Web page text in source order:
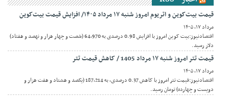
قیمت بیت‌کوین و اتریوم امروز شنبه ۱۷ مرداد ۱۴۰۵/ افزایش قیمت بیت‌کوین
مرداد ۱۷, ۱۴۰۵
اقتصادنیوز:بیت کوین امروز با افزایش 0.98 درصدی به 64,970 (شصت و چهار هزار و نهصد و هفتاد)
دلار رسید.
قیمت تتر امروز شنبه ۱۷ مرداد 1405 / کاهش قیمت تتر
مرداد ۱۷, ۱۴۰۵
اقتصادنیوز:قیمت تتر امروز با کاهش 0.37 درصدی، به 187,214 (یکصد و هشتاد و هفت هزار و
دویست و چهارده) تومان رسید.